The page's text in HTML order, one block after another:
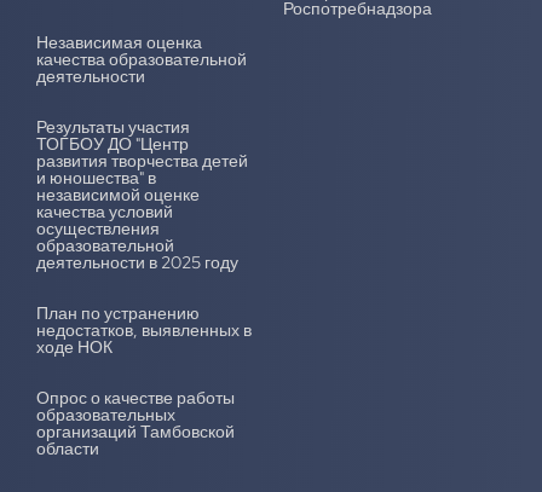
Независимая оценка
качества образовательной
деятельности
Результаты участия
ТОГБОУ ДО "Центр
развития творчества детей
и юношества" в
независимой оценке
качества условий
осуществления
образовательной
деятельности в 2025 году
План по устранению
недостатков, выявленных в
ходе НОК
Опрос о качестве работы
образовательных
организаций Тамбовской
области
Роспотребнадзора